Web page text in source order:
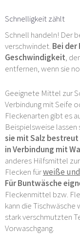
Schnelligkeit zählt
Schnell handeln! Der
verschwindet. Bei
Geschwindigkeit,
entfernen, wenn sie
Geeignete Mittel zur
Verbindung mit Seife
Fleckenarten gibt es
Beispielsweise lassen
sie mit Salz bestreut
in Verbindung mit
anderes Hilfsmittel
Flecken fürweiße
Für Buntwäsche
Fleckenmittel bzw.
kann die
stark verschmutzten
Vorwaschgang.